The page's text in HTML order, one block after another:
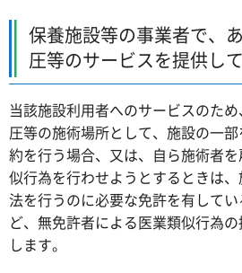
保養施設等の事業者で、
圧等のサービスを提供し
当該施設利用者へのサービスのた
圧等の施術場所として、施設の一
約を行う場合、又は、自ら施術者
似行為を行わせようとするときは
法を行うのに必要な免許を有して
ど、無免許者による医業類似行為
します。